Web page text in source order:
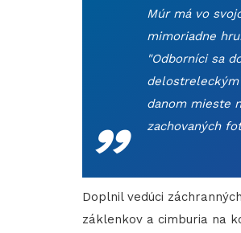
„
Múr má vo
mimoriadne
"Odborníci sa
delostreleckým
danom mieste
zachovaných
Doplnil vedúci
záklenkov a cimburia na